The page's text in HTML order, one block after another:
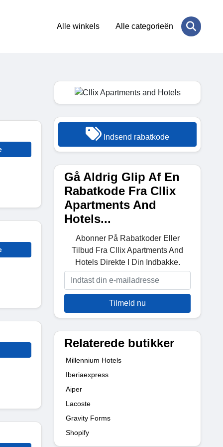
Alle winkels Alle categorieën
Indsend rabatkode
Gå Aldrig Glip Af En
Rabatkode Fra Cllix
Apartments And
Hotels...
Abonner På Rabatkoder Eller
Tilbud Fra Cllix Apartments And
Hotels Direkte I Din Indbakke.
Tilmeld nu
Relaterede butikker
Millennium Hotels
Iberiaexpress
Aiper
Lacoste
Gravity Forms
Shopify